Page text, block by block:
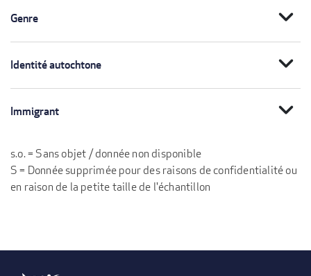
Genre expand_more
Identité autochtone expand_more
Immigrant expand_more
s.o. = Sans objet / donnée non disponible
S = Donnée supprimée pour des raisons de confidentialité ou
en raison de la petite taille de l'échantillon